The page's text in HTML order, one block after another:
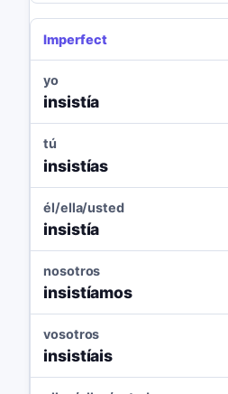
Imperfect
yo
insistía
tú
insistías
él/ella/usted
insistía
nosotros
insistíamos
vosotros
insistíais